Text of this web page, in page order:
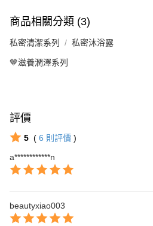
商品相關分類 (3)
私密清潔系列 私密沐浴露
🤎滋養潤澤系列
評價
5 ( 6 則評價 )
a************n
beautyxiao003